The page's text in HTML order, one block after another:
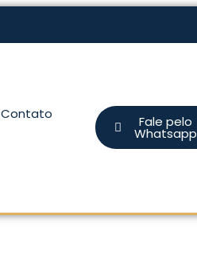
Contato
Fale pelo
Whatsapp